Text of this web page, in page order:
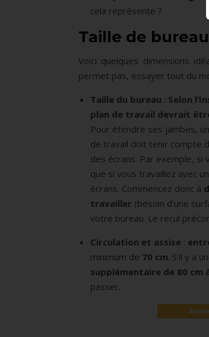
cela représente ?
Taille de
Voici quelques dimensions
permet pas, essayer tout du
Taille du bureau : Selon
plan de travail devrait
Pour étendre ses jambes,
de travail doit tenir compte
des écrans. Par exemple, si
que si vous travaillez avec
écrans. Commencez donc à
travailler (besoin d’une
votre bureau. Le recul
Circulation et assise :
minimum de 70 cm. S’il y a
supplémentaire de 80 cm
passer.